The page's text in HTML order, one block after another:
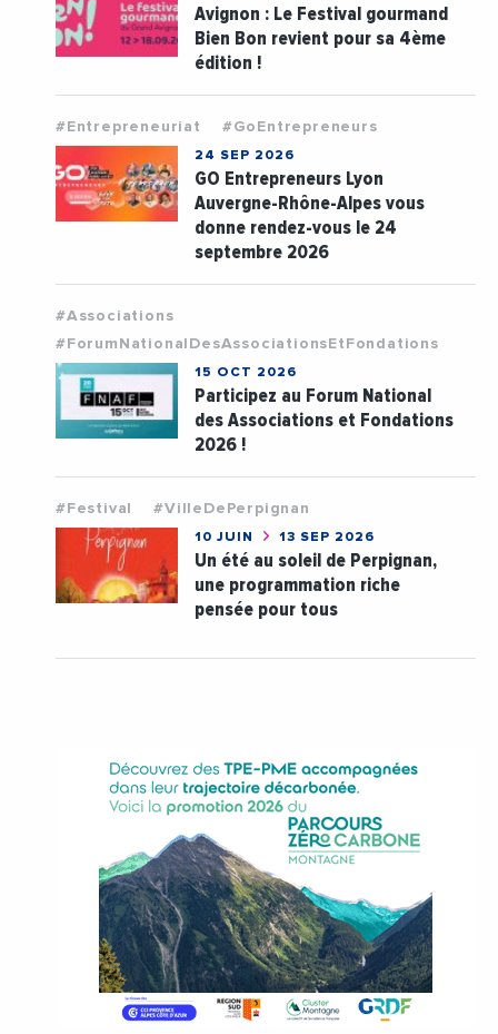
Avignon : Le Festival gourmand
Bien Bon revient pour sa 4ème
édition !
#Entrepreneuriat #GoEntrepreneurs
24 SEP 2026
GO Entrepreneurs Lyon
Auvergne-Rhône-Alpes vous
donne rendez-vous le 24
septembre 2026
#Associations
#ForumNationalDesAssociationsEtFondations
15 OCT 2026
Participez au Forum National
des Associations et Fondations
2026 !
#Festival #VilleDePerpignan
10 JUIN 13 SEP 2026
Un été au soleil de Perpignan,
une programmation riche
pensée pour tous